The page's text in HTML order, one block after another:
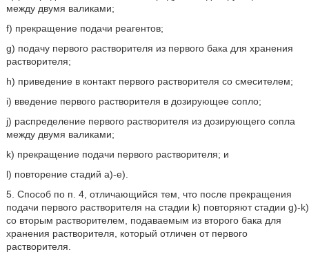
между двумя валиками;
f) прекращение подачи реагентов;
g) подачу первого растворителя из первого бака для хранения
растворителя;
h) приведение в контакт первого растворителя со смесителем;
i) введение первого растворителя в дозирующее сопло;
j) распределение первого растворителя из дозирующего сопла
между двумя валиками;
k) прекращение подачи первого растворителя; и
l) повторение стадий a)-e).
5. Способ по п. 4, отличающийся тем, что после прекращения
подачи первого растворителя на стадии k) повторяют стадии g)-k)
со вторым растворителем, подаваемым из второго бака для
хранения растворителя, который отличен от первого
растворителя.